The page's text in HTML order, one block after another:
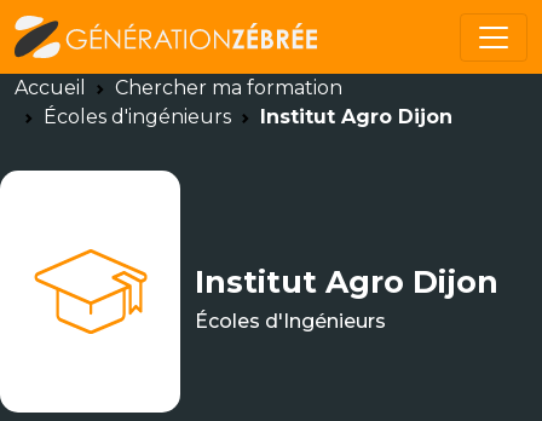
Accueil
Chercher ma formation
Écoles d'ingénieurs
Institut Agro Dijon
Institut Agro Dijon
Écoles d'Ingénieurs